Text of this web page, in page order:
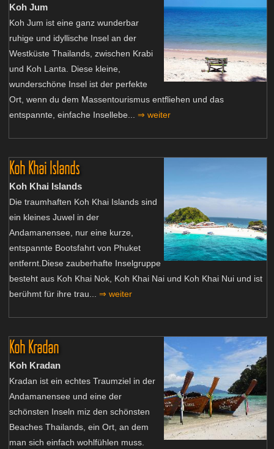
Koh Jum
Koh Jum ist eine ganz wunderbar
ruhige und idyllische Insel an der
Westküste Thailands, zwischen Krabi
und Koh Lanta. Diese kleine,
wunderschöne Insel ist der perfekte
Ort, wenn du dem Massentourismus entfliehen und das
entspannte, einfache Insellebe... ⇒ weiter
Koh Khai Islands
Koh Khai Islands
Die traumhaften Koh Khai Islands sind
ein kleines Juwel in der
Andamanensee, nur eine kurze,
entspannte Bootsfahrt von Phuket
entfernt.Diese zauberhafte Inselgruppe
besteht aus Koh Khai Nok, Koh Khai Nai und Koh Khai Nui und ist
berühmt für ihre trau... ⇒ weiter
Koh Kradan
Koh Kradan
Kradan ist ein echtes Traumziel in der
Andamanensee und eine der
schönsten Inseln miz den schönsten
Beaches Thailands, ein Ort, an dem
man sich einfach wohlfühlen muss.